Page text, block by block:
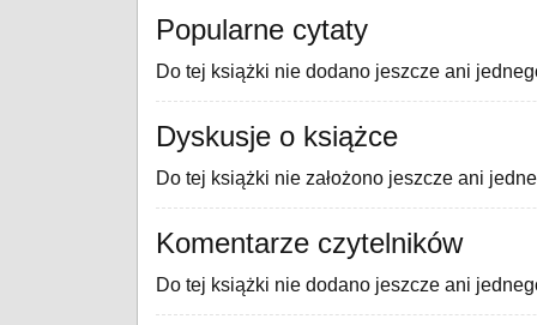
Popularne cytaty
Do tej książki nie dodano jeszcze ani
Dyskusje o książce
Do tej książki nie założono jeszcze ani
Komentarze czytelników
Do tej książki nie dodano jeszcze ani